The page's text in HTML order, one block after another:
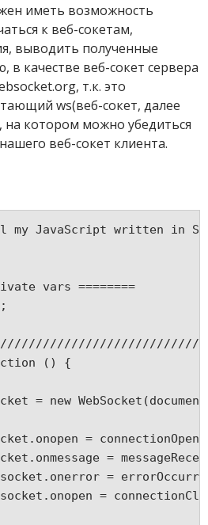
иметь возможность
к веб-сокетам,
выводить полученные
качестве веб-сокет сервера
т.к. это
ws(веб-сокет, далее
на котором можно убедиться
веб-сокет клиента.
JavaScript written in Strict
vars ========
() {
= new
=
=
socket.onerror =
socket.onopen =